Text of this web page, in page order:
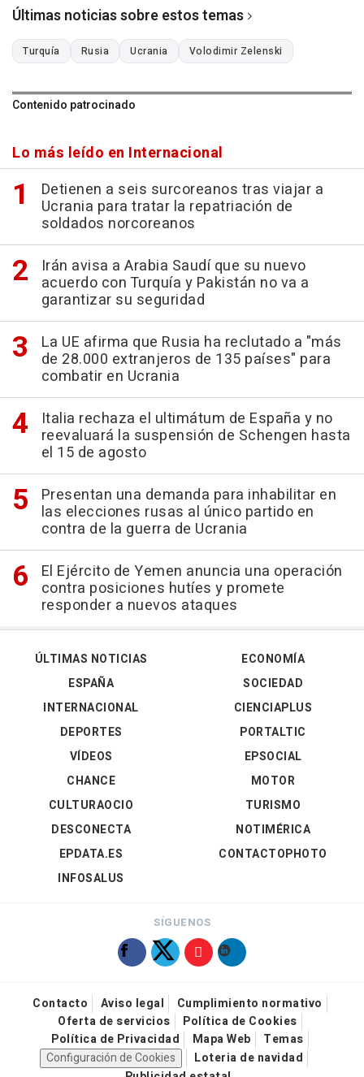
Últimas noticias sobre estos temas
Turquía Rusia Ucrania Volodimir Zelenski
Contenido patrocinado
Lo más leído en Internacional
Detienen a seis surcoreanos tras viajar a
Ucrania para tratar la repatriación de
soldados norcoreanos
Irán avisa a Arabia Saudí que su nuevo
acuerdo con Turquía y Pakistán no va a
garantizar su seguridad
La UE afirma que Rusia ha reclutado a "más
de 28.000 extranjeros de 135 países" para
combatir en Ucrania
Italia rechaza el ultimátum de España y no
reevaluará la suspensión de Schengen hasta
el 15 de agosto
Presentan una demanda para inhabilitar en
las elecciones rusas al único partido en
contra de la guerra de Ucrania
El Ejército de Yemen anuncia una operación
contra posiciones hutíes y promete
responder a nuevos ataques
ÚLTIMAS NOTICIAS
ESPAÑA
INTERNACIONAL
DEPORTES
VÍDEOS
ECONOMÍA
SOCIEDAD
CIENCIAPLUS
PORTALTIC
EPSOCIAL
CHANCE
CULTURAOCIO
DESCONECTA
EPDATA.ES
INFOSALUS
MOTOR
TURISMO
NOTIMÉRICA
CONTACTOPHOTO
SÍGUENOS
Contacto Aviso legal
Cumplimiento normativo
Oferta de servicios
Política de Cookies
Política de Privacidad
Mapa Web
Temas
Configuración de Cookies
Loteria de navidad